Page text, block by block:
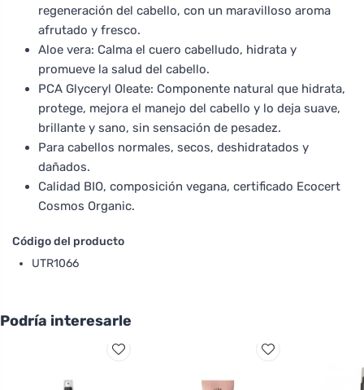
regeneración del cabello, con un maravilloso aroma
afrutado y fresco.
Aloe vera: Calma el cuero cabelludo, hidrata y
promueve la salud del cabello.
PCA Glyceryl Oleate: Componente natural que hidrata,
protege, mejora el manejo del cabello y lo deja suave,
brillante y sano, sin sensación de pesadez.
Para cabellos normales, secos, deshidratados y
dañados.
Calidad BIO, composición vegana, certificado Ecocert
Cosmos Organic.
Código del producto
UTR1066
Podría interesarle